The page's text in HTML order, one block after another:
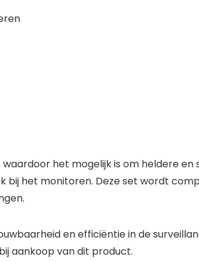
het mogelijk is om heldere
het monitoren. Deze set wordt
en efficiëntie in de
aankoop van dit product.